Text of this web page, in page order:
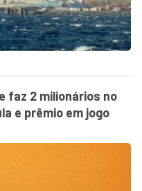
faz 2 milionários no
e prêmio em jogo